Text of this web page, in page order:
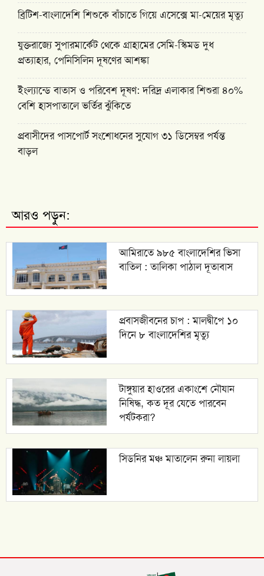
ব্রিটিশ-বাংলাদেশি শিশুকে বাঁচাতে গিয়ে এসেক্সে মা-মেয়ের মৃত্যু
যুক্তরাজ্যে সুপারমার্কেট থেকে গ্রাহামের সেমি-স্কিমড দুধ
প্রত্যাহার, পেনিসিলিন দূষণের আশঙ্কা
ইংল্যান্ডে বাতাস ও পরিবেশ দূষণ: দরিদ্র এলাকার শিশুরা ৪০%
বেশি হাসপাতালে ভর্তির ঝুঁকিতে
প্রবাসীদের পাসপোর্ট সংশোধনের সুযোগ ৩১ ডিসেম্বর পর্যন্ত
বাড়ল
আরও পড়ুন:
আমিরাতে ৯৮৫ বাংলাদেশির ভিসা
বাতিল : তালিকা পাঠাল দূতাবাস
প্রবাসজীবনের চাপ : মালদ্বীপে ১০
দিনে ৮ বাংলাদেশির মৃত্যু
টাঙ্গুয়ার হাওরের একাংশে নৌযান
নিষিদ্ধ, কত দূর যেতে পারবেন
পর্যটকরা?
সিডনির মঞ্চ মাতালেন রুনা লায়লা